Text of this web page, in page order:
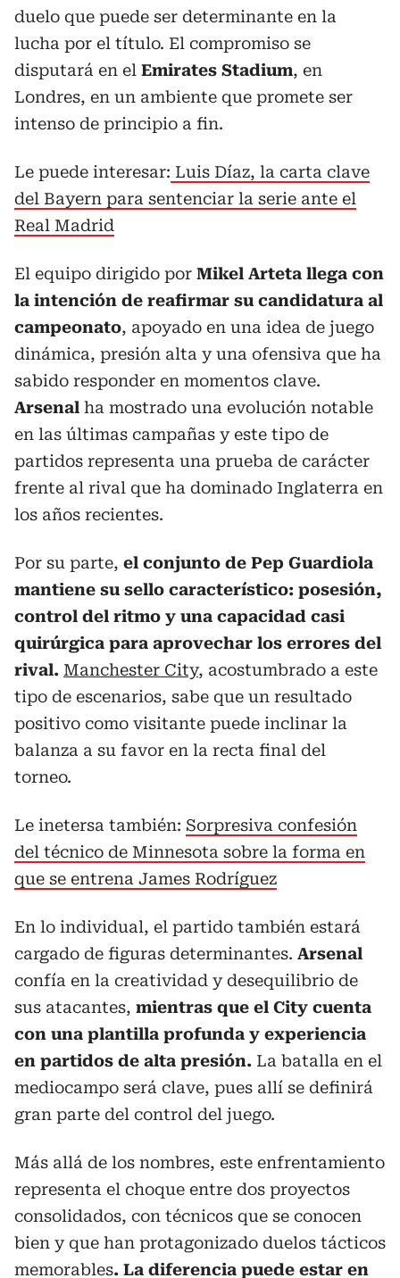
duelo que puede ser determinante en la
lucha por el título. El compromiso se
disputará en el Emirates Stadium, en
Londres, en un ambiente que promete ser
intenso de principio a fin.
Le puede interesar: Luis Díaz, la carta clave
del Bayern para sentenciar la serie ante el
Real Madrid
El equipo dirigido por Mikel Arteta llega con
la intención de reafirmar su candidatura al
campeonato, apoyado en una idea de juego
dinámica, presión alta y una ofensiva que ha
sabido responder en momentos clave.
Arsenal ha mostrado una evolución notable
en las últimas campañas y este tipo de
partidos representa una prueba de carácter
frente al rival que ha dominado Inglaterra en
los años recientes.
Por su parte, el conjunto de Pep Guardiola
mantiene su sello característico: posesión,
control del ritmo y una capacidad casi
quirúrgica para aprovechar los errores del
rival. Manchester City, acostumbrado a este
tipo de escenarios, sabe que un resultado
positivo como visitante puede inclinar la
balanza a su favor en la recta final del
torneo.
Le inetersa también: Sorpresiva confesión
del técnico de Minnesota sobre la forma en
que se entrena James Rodríguez
En lo individual, el partido también estará
cargado de figuras determinantes. Arsenal
confía en la creatividad y desequilibrio de
sus atacantes, mientras que el City cuenta
con una plantilla profunda y experiencia
en partidos de alta presión. La batalla en el
mediocampo será clave, pues allí se definirá
gran parte del control del juego.
Más allá de los nombres, este enfrentamiento
representa el choque entre dos proyectos
consolidados, con técnicos que se conocen
bien y que han protagonizado duelos tácticos
memorables. La diferencia puede estar en